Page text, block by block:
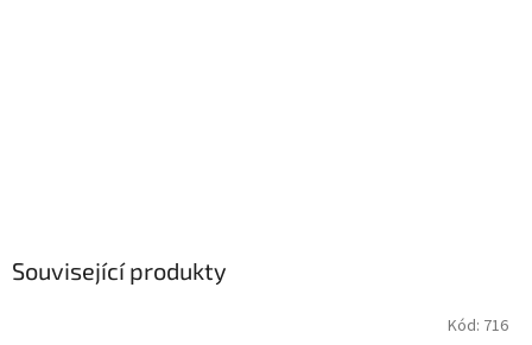
Související produkty
Kód: 716